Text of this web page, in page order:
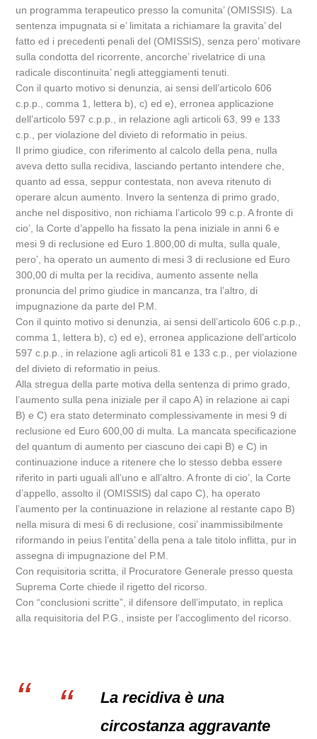
un programma terapeutico presso la comunita’ (OMISSIS). La
sentenza impugnata si e’ limitata a richiamare la gravita’ del
fatto ed i precedenti penali del (OMISSIS), senza pero’ motivare
sulla condotta del ricorrente, ancorche’ rivelatrice di una
radicale discontinuita’ negli atteggiamenti tenuti.
Con il quarto motivo si denunzia, ai sensi dell’articolo 606
c.p.p., comma 1, lettera b), c) ed e), erronea applicazione
dell’articolo 597 c.p.p., in relazione agli articoli 63, 99 e 133
c.p., per violazione del divieto di reformatio in peius.
Il primo giudice, con riferimento al calcolo della pena, nulla
aveva detto sulla recidiva, lasciando pertanto intendere che,
quanto ad essa, seppur contestata, non aveva ritenuto di
operare alcun aumento. Invero la sentenza di primo grado,
anche nel dispositivo, non richiama l’articolo 99 c.p. A fronte di
cio’, la Corte d’appello ha fissato la pena iniziale in anni 6 e
mesi 9 di reclusione ed Euro 1.800,00 di multa, sulla quale,
pero’, ha operato un aumento di mesi 3 di reclusione ed Euro
300,00 di multa per la recidiva, aumento assente nella
pronuncia del primo giudice in mancanza, tra l’altro, di
impugnazione da parte del P.M.
Con il quinto motivo si denunzia, ai sensi dell’articolo 606 c.p.p.,
comma 1, lettera b), c) ed e), erronea applicazione dell’articolo
597 c.p.p., in relazione agli articoli 81 e 133 c.p., per violazione
del divieto di reformatio in peius.
Alla stregua della parte motiva della sentenza di primo grado,
l’aumento sulla pena iniziale per il capo A) in relazione ai capi
B) e C) era stato determinato complessivamente in mesi 9 di
reclusione ed Euro 600,00 di multa. La mancata specificazione
del quantum di aumento per ciascuno dei capi B) e C) in
continuazione induce a ritenere che lo stesso debba essere
riferito in parti uguali all’uno e all’altro. A fronte di cio’, la Corte
d’appello, assolto il (OMISSIS) dal capo C), ha operato
l’aumento per la continuazione in relazione al restante capo B)
nella misura di mesi 6 di reclusione, cosi’ inammissibilmente
riformando in peius l’entita’ della pena a tale titolo inflitta, pur in
assegna di impugnazione del P.M.
Con requisitoria scritta, il Procuratore Generale presso questa
Suprema Corte chiede il rigetto del ricorso.
Con “conclusioni scritte”, il difensore dell’imputato, in replica
alla requisitoria del P.G., insiste per l’accoglimento del ricorso.
La recidiva è una
circostanza aggravante